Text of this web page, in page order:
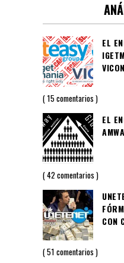
EL
15 comentarios
EL
42 comentarios
CON
51 comentarios